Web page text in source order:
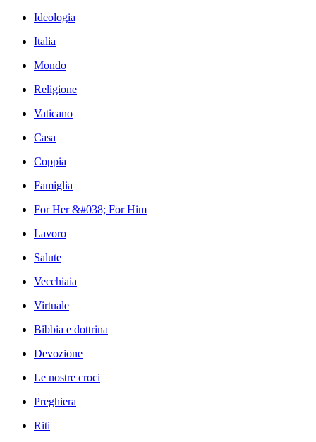
Ideologia
Italia
Mondo
Religione
Vaticano
Casa
Coppia
Famiglia
For Her &#038; For Him
Lavoro
Salute
Vecchiaia
Virtuale
Bibbia e dottrina
Devozione
Le nostre croci
Preghiera
Riti